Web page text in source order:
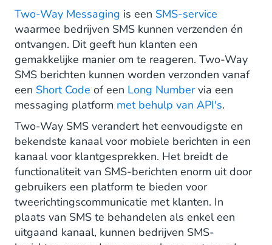
SMS Long Numbers
SMS Keywords
Geautomatiseerde Acties
Opt-In en Double Opt-In
Two-Way Messaging Use Cases
Verzenden van Speciale Aanbiedingen en
Vouchers
Aanbiedingen targeten per business unit
A/B-testen
Verzamelen van tijdige klantenfeedback
Two-Way Messaging is een SMS-service
waarmee bedrijven SMS kunnen verzenden én
ontvangen. Dit geeft hun klanten een
gemakkelijke manier om te reageren. Two-Way
SMS berichten kunnen worden verzonden vanaf
een Short Code of een Long Numbervia een
messaging platform met behulp van API's.
Two-Way SMS verandert het eenvoudigste en
bekendste kanaal voor mobiele berichten in een
kanaal voor klantgesprekken. Het breidt de
functionaliteit van SMS-berichten enorm uit door
gebruikers een platform te bieden voor
tweerichtingscommunicatie met klanten. In
plaats van SMS te behandelen als enkel een
uitgaand kanaal, kunnen bedrijven SMS-